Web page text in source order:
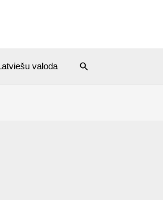
valoda Search